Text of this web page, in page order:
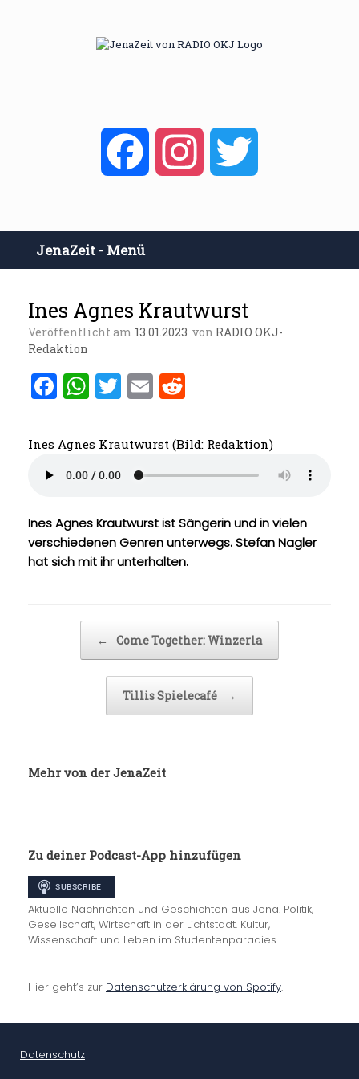
Facebook Instagram
JenaZeit - Menü
Ines Agnes Krautwurst
Veröffentlicht am 13.01.2023 von RADIO OKJ-
Redaktion
F
ce
b
o
o
k
W
at
s
A
p
p
T
it
te
E
ai d
t
Ines Agnes Krautwurst (Bild: Redaktion)
Ines Agnes Krautwurst ist Sängerin und in vielen
verschiedenen Genren unterwegs. Stefan Nagler
hat sich mit ihr unterhalten.
← Come Together: Winzerla
Tillis Spielecafé →
Mehr von der JenaZeit
Zu deiner Podcast-App hinzufügen
Aktuelle Nachrichten und Geschichten aus Jena. Politik,
Gesellschaft, Wirtschaft in der Lichtstadt. Kultur,
Wissenschaft und Leben im Studentenparadies.
Hier geht’s zur Datenschutzerklärung von Spotify.
Datenschutz